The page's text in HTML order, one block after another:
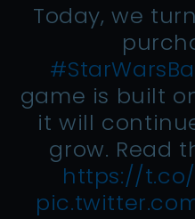
Today, we
game is built
it will
grow. Read
https://t.co/